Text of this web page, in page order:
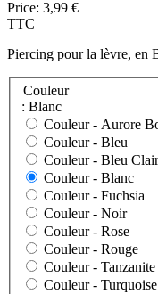
Price: 3,99 €
TTC
Piercing pour la lèvre, en
Couleur
: Blanc
Couleur - Aurore
Couleur - Bleu
Couleur - Bleu Clair
Couleur - Blanc
Couleur - Fuchsia
Couleur - Noir
Couleur - Rose
Couleur - Rouge
Couleur - Tanzanite
Couleur - Turquoise